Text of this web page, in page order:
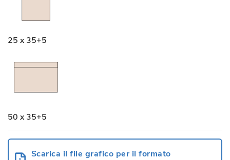
25 x 35+5
50 x 35+5
Scarica il file grafico per il formato